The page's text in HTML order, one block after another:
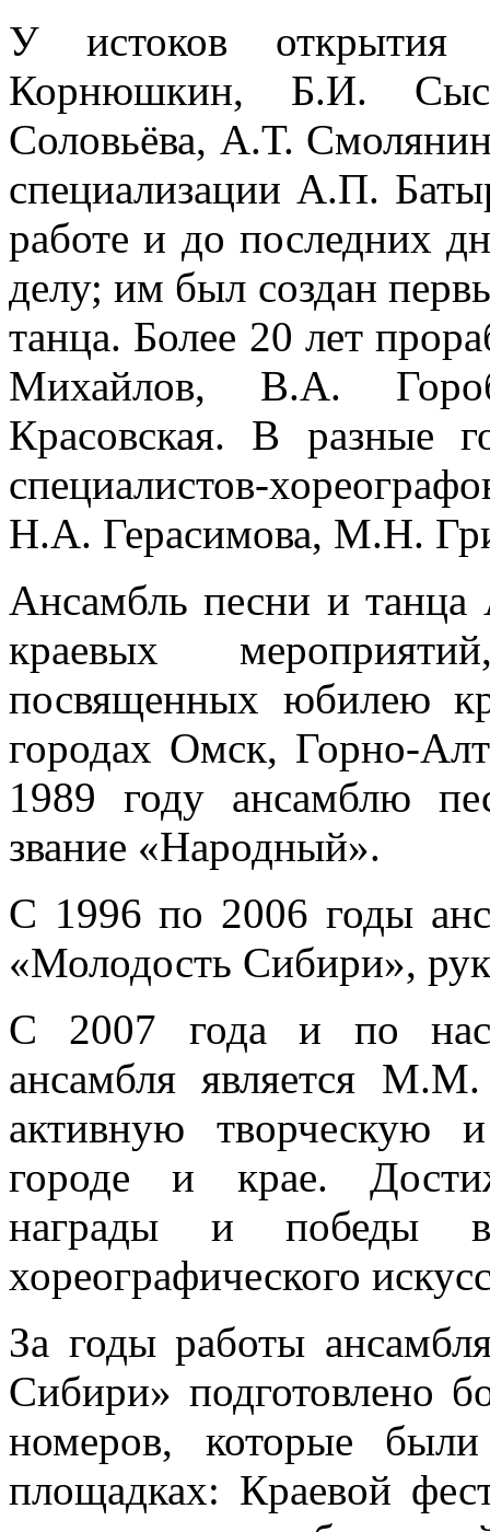
У истоков открытия
Корнюшкин, Б.И.
Соловьёва, А.Т.
специализации А.П.
работе и до последних
делу; им был создан
танца. Более 20 лет
Михайлов, В.А.
Красовская. В разные
специалистов-
Н.А. Герасимова, М.Н.
Ансамбль песни и
краевых
посвященных юбилею
городах Омск, Горно-
1989 году ансамблю
звание «Народный».
С 1996 по 2006 годы
«Молодость Сибири»,
С 2007 года и по
ансамбля является
активную творческую
городе и крае.
награды и победы в
хореографического
За годы работы
Сибири» подготовлено
номеров, которые
площадках: Краевой